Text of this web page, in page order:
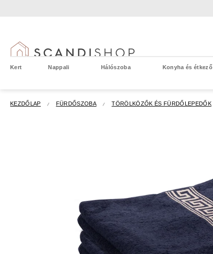
Kert Nappali Hálószoba Konyha és étkező
KEZDŐLAP FÜRDŐSZOBA TÖRÖLKÖZŐK ÉS FÜRDŐLEPEDŐK